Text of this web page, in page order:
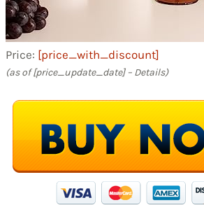
Price: [price_with_discount]
(as of [price_update_date] – Details)